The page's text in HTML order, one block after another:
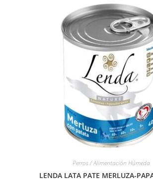
Perros / Alimentación Húmeda
LENDA LATA PATE MERLUZA-